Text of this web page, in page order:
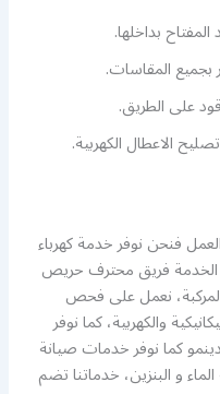
بداخلها.
بجميع المقاسات.
على الطريق.
الاعطال الكهربية.
فنحن نوفر خدمة كهرباء
الخدمة فريق محترف حريص
نعمل على فحص
والكهربية، كما نوفر
كما نوفر خدمات صيانة
و البنزين، خدماتنا تضم